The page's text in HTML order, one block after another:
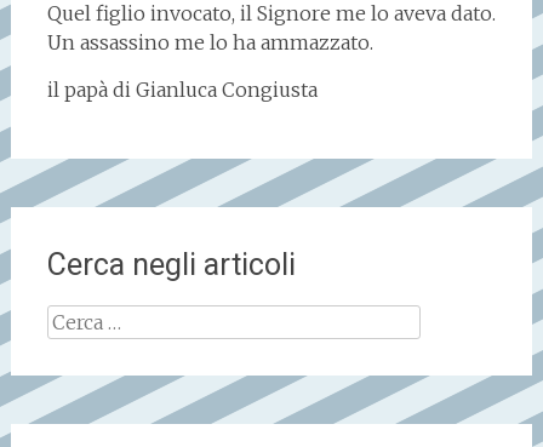
Quel figlio invocato, il Signore me lo aveva dato.
Un assassino me lo ha ammazzato.
il papà di Gianluca Congiusta
Cerca negli articoli
Ricerca